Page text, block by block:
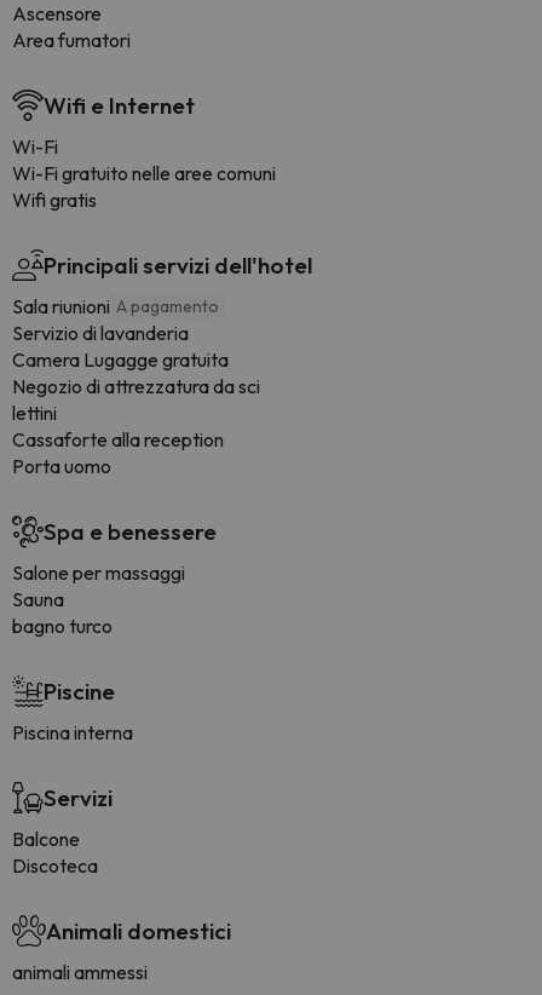
Ascensore
Area fumatori
Wifi e Internet
Wi-Fi
Wi-Fi gratuito nelle aree comuni
Wifi gratis
Principali servizi dell'hotel
Sala riunioni A pagamento
Servizio di lavanderia
Camera Lugagge gratuita
Negozio di attrezzatura da sci
lettini
Cassaforte alla reception
Porta uomo
Spa e benessere
Salone per massaggi
Sauna
bagno turco
Piscine
Piscina interna
Servizi
Balcone
Discoteca
Animali domestici
animali ammessi